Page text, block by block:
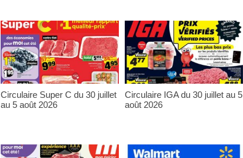
Circulaire Super C du 30 juillet
au 5 août 2026
Circulaire IGA du 30 juillet au 5
août 2026